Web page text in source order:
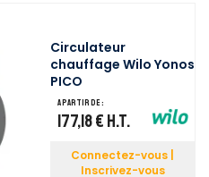
Circulateur
chauffage Wilo Yonos
PICO
A partir de :
177,18 € H.T.
Connectez-vous |
Inscrivez-vous